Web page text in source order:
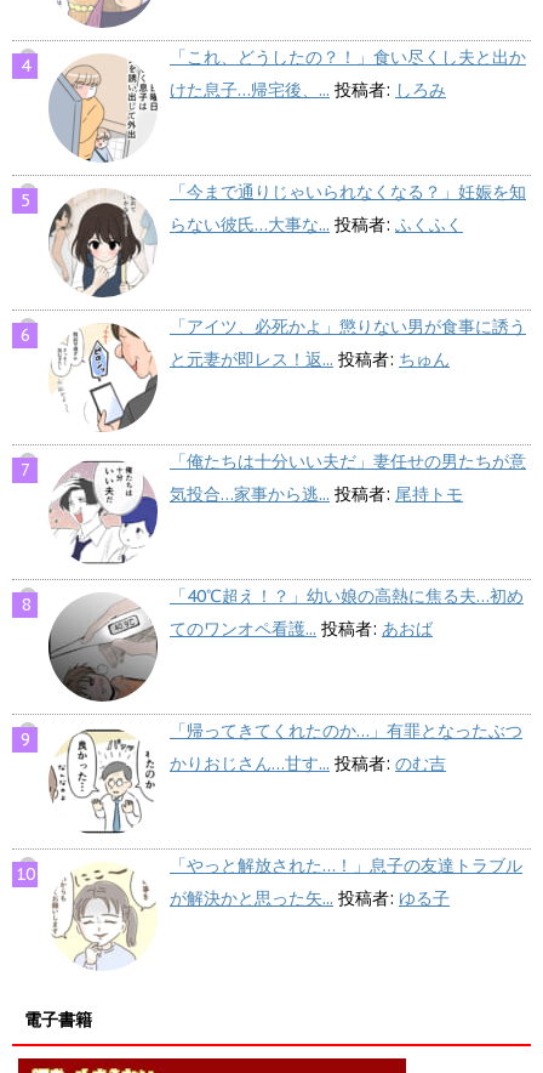
「これ、どうしたの？！」食い尽くし夫と出か
けた息子…帰宅後、... 投稿者: しろみ
「今まで通りじゃいられなくなる？」妊娠を知
らない彼氏…大事な... 投稿者: ふくふく
「アイツ、必死かよ」懲りない男が食事に誘う
と元妻が即レス！返... 投稿者: ちゅん
「俺たちは十分いい夫だ」妻任せの男たちが意
気投合…家事から逃... 投稿者: 尾持トモ
「40℃超え！？」幼い娘の高熱に焦る夫…初め
てのワンオペ看護... 投稿者: あおば
「帰ってきてくれたのか…」有罪となったぶつ
かりおじさん…甘す... 投稿者: のむ吉
「やっと解放された…！」息子の友達トラブル
が解決かと思った矢... 投稿者: ゆる子
電子書籍